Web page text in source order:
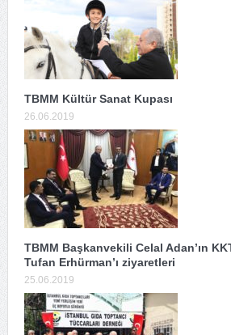
TBMM Kültür Sanat Kupası
26.06.2019
TBMM Başkanvekili Celal Adan’ın
Tufan Erhürman’ı ziyaretleri
25.06.2019